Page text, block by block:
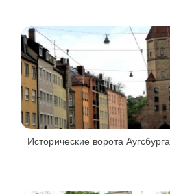
Исторические ворота Аугсбурга